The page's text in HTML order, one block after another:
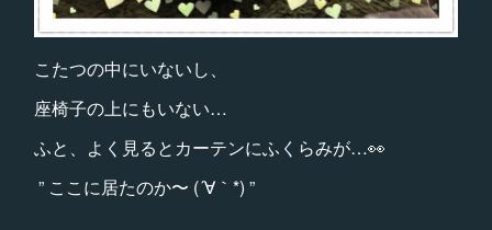
こたつの中にいないし、
座椅子の上にもいない…
ふと、よく見るとカーテンにふくらみが…👀
” ここに居たのか〜 (´∀｀*) ”